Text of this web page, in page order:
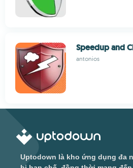
Speedup and
antonios
Uptodown là kho ứng dụng đa